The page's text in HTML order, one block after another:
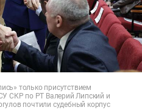
только присутствием
СКР по РТ Валерий Липский и
почтили судебный корпус